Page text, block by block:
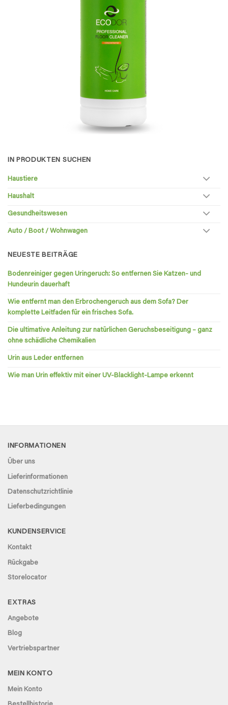
IN PRODUKTEN SUCHEN
Haustiere
Haushalt
Gesundheitswesen
Auto / Boot / Wohnwagen
NEUESTE BEITRÄGE
Bodenreiniger gegen Uringeruch: So entfernen Sie Katzen- und
Hundeurin dauerhaft
Wie entfernt man den Erbrochengeruch aus dem Sofa? Der
komplette Leitfaden für ein frisches Sofa.
Die ultimative Anleitung zur natürlichen Geruchsbeseitigung – ganz
ohne schädliche Chemikalien
Urin aus Leder entfernen
Wie man Urin effektiv mit einer UV-Blacklight-Lampe erkennt
INFORMATIONEN
Über uns
Lieferinformationen
Datenschutzrichtlinie
Lieferbedingungen
KUNDENSERVICE
Kontakt
Rückgabe
Storelocator
EXTRAS
Angebote
Blog
Vertriebspartner
MEIN KONTO
Mein Konto